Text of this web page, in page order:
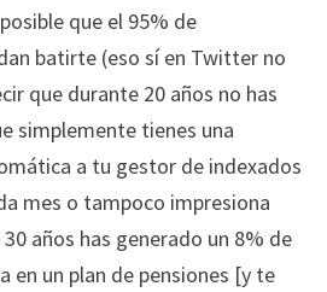
que el 95% de
batirte (eso sí en Twitter no
que durante 20 años no has
simplemente tienes una
a tu gestor de indexados
mes o tampoco impresiona
años has generado un 8% de
en un plan de pensiones [y te